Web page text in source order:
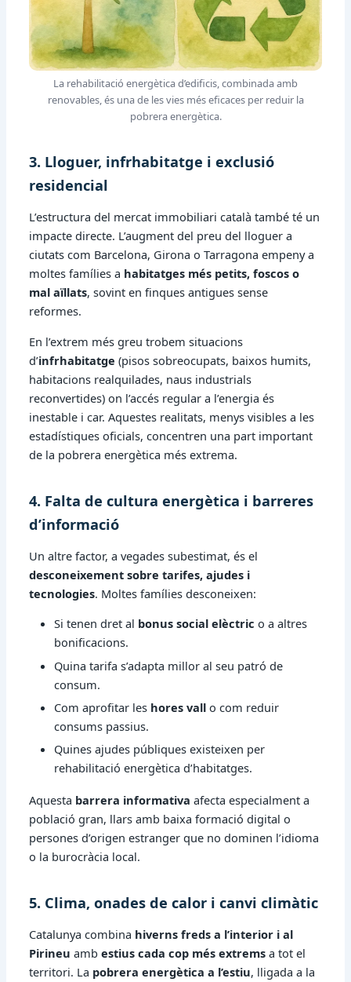
La rehabilitació energètica d’edificis, combinada amb
renovables, és una de les vies més eficaces per reduir la
pobrera energètica.
3. Lloguer, infrhabitatge i exclusió
residencial
L’estructura del mercat immobiliari català també té un
impacte directe. L’augment del preu del lloguer a
ciutats com Barcelona, Girona o Tarragona empeny a
moltes famílies a habitatges més petits, foscos o
mal aïllats, sovint en finques antigues sense
reformes.
En l’extrem més greu trobem situacions
d’infrhabitatge (pisos sobreocupats, baixos humits,
habitacions realquilades, naus industrials
reconvertides) on l’accés regular a l’energia és
inestable i car. Aquestes realitats, menys visibles a les
estadístiques oficials, concentren una part important
de la pobrera energètica més extrema.
4. Falta de cultura energètica i barreres
d’informació
Un altre factor, a vegades subestimat, és el
desconeixement sobre tarifes, ajudes i
tecnologies. Moltes famílies desconeixen:
Si tenen dret al bonus social elèctric o a altres
bonificacions.
Quina tarifa s’adapta millor al seu patró de
consum.
Com aprofitar les hores vall o com reduir
consums passius.
Quines ajudes públiques existeixen per
rehabilitació energètica d’habitatges.
Aquesta barrera informativa afecta especialment a
població gran, llars amb baixa formació digital o
persones d’origen estranger que no dominen l’idioma
o la burocràcia local.
5. Clima, onades de calor i canvi climàtic
Catalunya combina hiverns freds a l’interior i al
Pirineu ambestius cada cop més extrems a tot el
territori. La pobrera energètica a l’estiu, lligada a la